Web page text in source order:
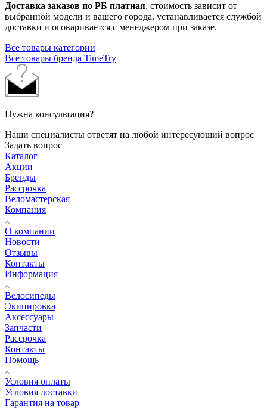
Доставка заказов по РБ платная, стоимость зависит от
выбранной модели и вашего города, устанавливается службой
доставки и оговаривается с менеджером при заказе.
Все товары категории
Все товары бренда TimeTry
Нужна консультация?
Наши специалисты ответят на любой интересующий вопрос
Задать вопрос
Каталог
Акции
Бренды
Рассрочка
Веломастерская
Компания
О компании
Новости
Отзывы
Контакты
Информация
Велосипеды
Экипировка
Аксессуары
Запчасти
Рассрочка
Контакты
Помощь
Условия оплаты
Условия доставки
Гарантия на товар